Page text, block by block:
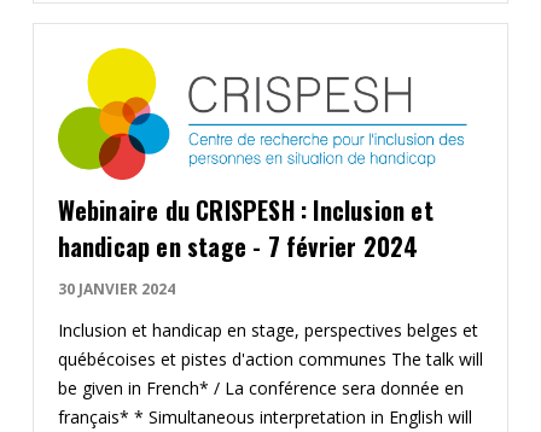
Webinaire du CRISPESH : Inclusion et
handicap en stage - 7 février 2024
30 JANVIER 2024
Inclusion et handicap en stage, perspectives belges et
québécoises et pistes d'action communes The talk will
be given in French* / La conférence sera donnée en
français* * Simultaneous interpretation in English will